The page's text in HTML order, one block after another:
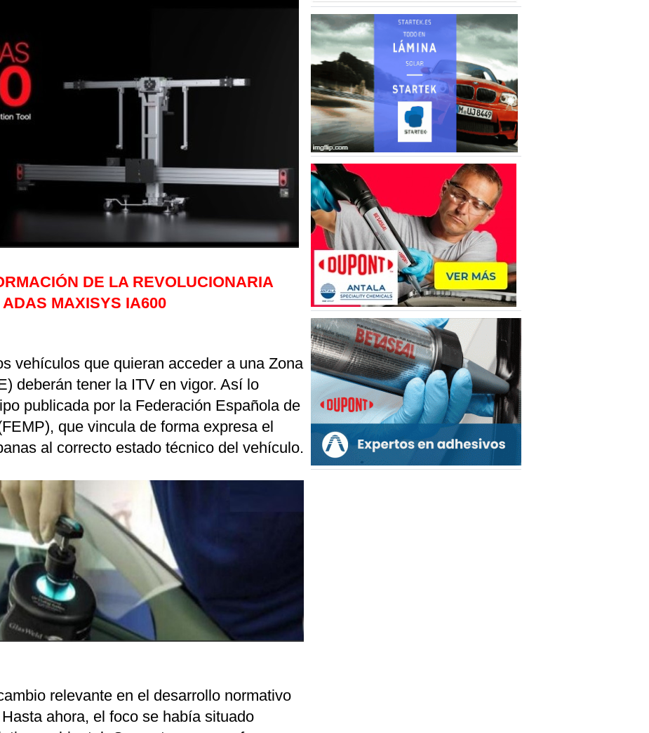
DE LA REVOLUCIONARIA
MAXISYS IA600
vehículos que quieran acceder a una Zona
deberán tener la ITV en vigor. Así lo
publicada por la Federación Española de
que vincula de forma expresa el
al correcto estado técnico del vehículo.
relevante en el desarrollo normativo
ahora, el foco se había situado